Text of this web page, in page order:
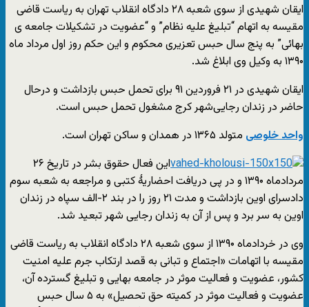
ایقان شهیدی از سوی شعبه ۲۸ دادگاه انقلاب تهران به ریاست قاضی
مقیسه به اتهام “تبلیغ علیه نظام” و “عضویت در تشکیلات جامعه ی
بهائی” به پنج سال حبس تعزیری محکوم و این حکم روز اول مرداد ماه
۱۳۹۰ به وکیل وی ابلاغ شد.
ایقان شهیدی در ۲۱ فروردین ۹۱ برای تحمل حبس بازداشت و درحال
حاضر در زندان رجایی‌شهر کرج مشغول تحمل حبس است.
واحد خلوصی متولد ۱۳۶۵ در همدان و ساکن تهران است.
این فعال حقوق بشر در تاریخ ۲۶
مردادماه ۱۳۹۰ و در پی دریافت احضاریهٔ کتبی و مراجعه به شعبه سوم
دادسرای اوین بازداشت و مدت ۲۱ روز را در بند ۲-الف سپاه در زندان
اوین به سر برد و پس از آن به زندان رجایى شهر تبعید شد.
وی در خردادماه ۱۳۹۰ از سوی شعبه ۲۸ دادگاه انقلاب به ریاست قاضی
مقیسه با اتهامات «اجتماع و تبانی به قصد ارتکاب جرم علیه امنیت
کشور، عضویت و فعالیت موثر در جامعه بهایی و تبلیغ گسترده آن،
عضویت و فعالیت موثر در کمیته حق تحصیل» به ۵ سال حبس